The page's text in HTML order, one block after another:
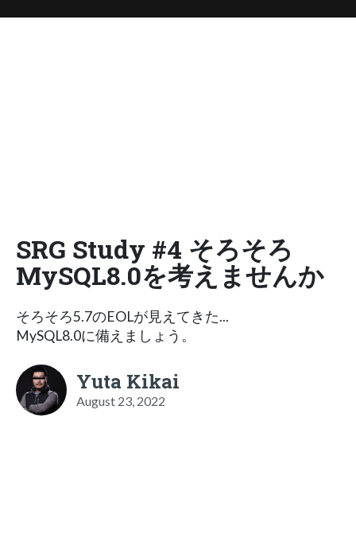
SRG Study #4 そろそろ
MySQL8.0を考えませんか
そろそろ5.7のEOLが見えてきた...
MySQL8.0に備えましょう。
Yuta Kikai
August 23, 2022